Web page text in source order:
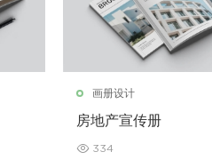
画册设计
房地产宣传册
334